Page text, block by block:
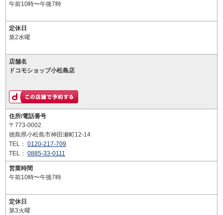
午前10時〜午後7時
定休日
第2水曜
店舗名
ドコモショップ小松島店
住所/電話番号
〒773-0002
徳島県小松島市神田瀬町12-14
TEL： 0120-217-709
TEL： 0885-33-0111
営業時間
午前10時〜午後7時
定休日
第3火曜